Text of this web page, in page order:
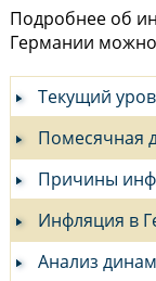
Подробнее об
Германии
Текущий
Помесячная
Причины
Инфляция в
Анализ